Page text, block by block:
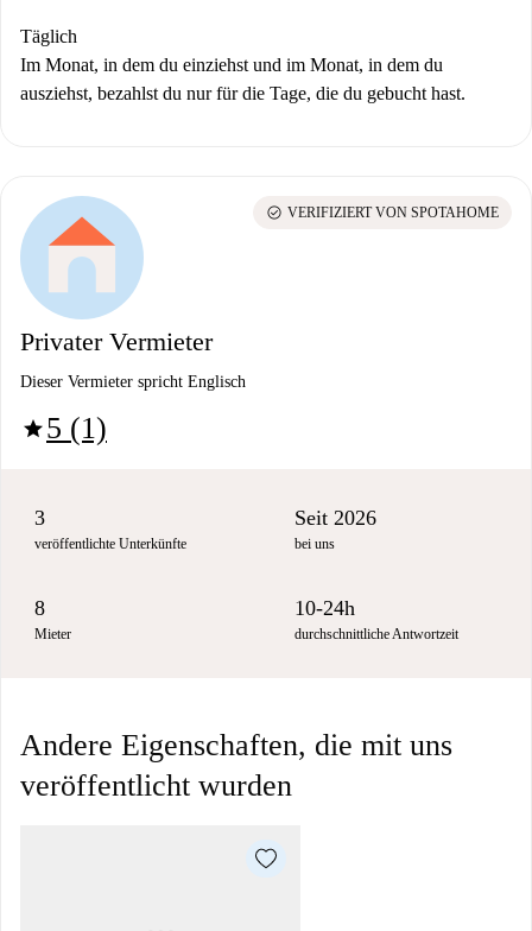
Täglich
Im Monat, in dem du einziehst und im Monat, in dem du
ausziehst, bezahlst du nur für die Tage, die du gebucht hast.
Privater Vermieter
Dieser Vermieter spricht Englisch
star5 (1)
check_circle VERIFIZIERT VON SPOTAHOME
3
veröffentlichte Unterkünfte
Seit 2026
bei uns
8
Mieter
10-24h
durchschnittliche Antwortzeit
Andere Eigenschaften, die mit uns
veröffentlicht wurden